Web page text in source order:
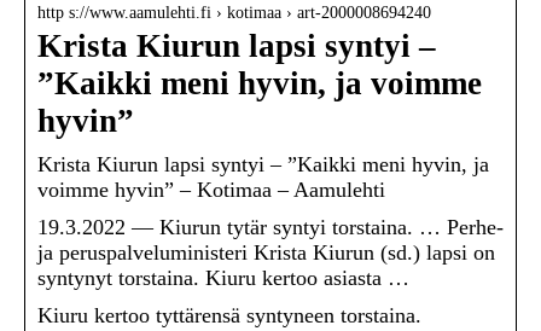
http s://www.aamulehti.fi › kotimaa › art-2000008694240
Krista Kiurun lapsi syntyi –
”Kaikki meni hyvin, ja voimme
hyvin”
Krista Kiurun lapsi syntyi – ”Kaikki meni hyvin, ja
voimme hyvin” – Kotimaa – Aamulehti
19.3.2022 — Kiurun tytär syntyi torstaina. … Perhe-
ja peruspalveluministeri Krista Kiurun (sd.) lapsi on
syntynyt torstaina. Kiuru kertoo asiasta …
Kiuru kertoo tyttärensä syntyneen torstaina.